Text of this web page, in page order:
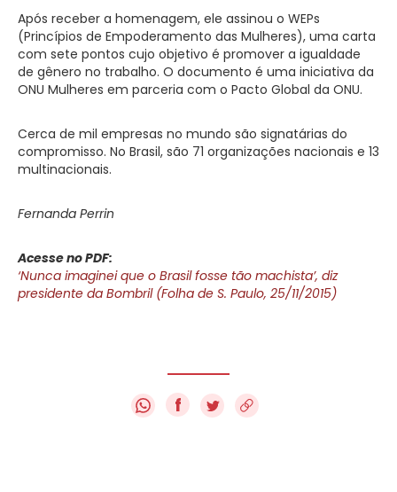
Após receber a homenagem, ele assinou o WEPs
(Princípios de Empoderamento das Mulheres), uma carta
com sete pontos cujo objetivo é promover a igualdade
de gênero no trabalho. O documento é uma iniciativa da
ONU Mulheres em parceria com o Pacto Global da ONU.
Cerca de mil empresas no mundo são signatárias do
compromisso. No Brasil, são 71 organizações nacionais e 13
multinacionais.
Fernanda Perrin
Acesse no PDF:
‘Nunca imaginei que o Brasil fosse tão machista’, diz
presidente da Bombril (Folha de S. Paulo, 25/11/2015)
f